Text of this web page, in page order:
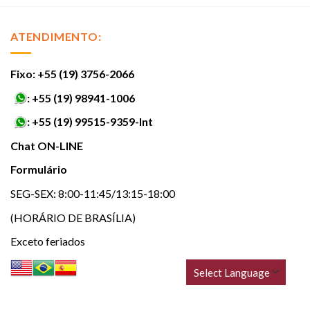
ATENDIMENTO:
Fixo: +55 (19) 3756-2066
: +55 (19) 98941-1006
: +55 (19) 99515-9359-Int
Chat ON-LINE
Formulário
SEG-SEX: 8:00-11:45/13:15-18:00
(HORÁRIO DE BRASÍLIA)
Exceto feriados